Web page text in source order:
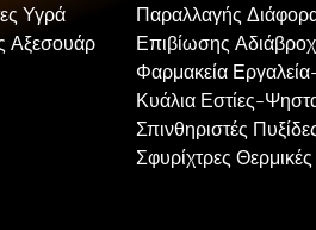
Υγρά
Αξεσουάρ
Παραλλαγής
Επιβίωσης
Φαρμακεία
Κυάλια Εστίες-
Σπινθηριστές
Σφυρίχτρες